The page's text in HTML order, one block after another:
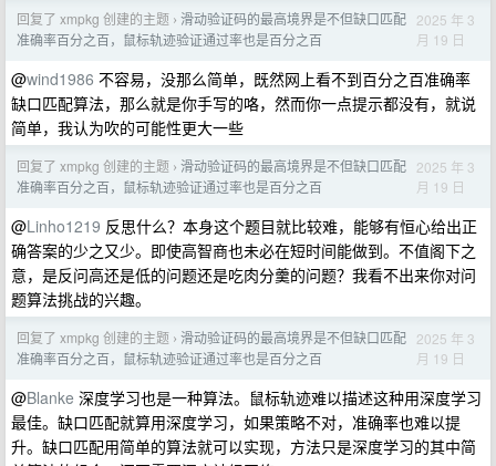
回复了 xmpkg 创建的主题 › 滑动验证码的最高境界是不但缺口匹配
准确率百分之百，鼠标轨迹验证通过率也是百分之百
2025 年 3
月 19 日
@wind1986 不容易，没那么简单，既然网上看不到百分之百准确率
缺口匹配算法，那么就是你手写的咯，然而你一点提示都没有，就说
简单，我认为吹的可能性更大一些
回复了 xmpkg 创建的主题 › 滑动验证码的最高境界是不但缺口匹配
准确率百分之百，鼠标轨迹验证通过率也是百分之百
2025 年 3
月 19 日
@Linho1219 反思什么？本身这个题目就比较难，能够有恒心给出正
确答案的少之又少。即使高智商也未必在短时间能做到。不值阁下之
意，是反问高还是低的问题还是吃肉分羹的问题？我看不出来你对问
题算法挑战的兴趣。
回复了 xmpkg 创建的主题 › 滑动验证码的最高境界是不但缺口匹配
准确率百分之百，鼠标轨迹验证通过率也是百分之百
2025 年 3
月 19 日
@Blanke 深度学习也是一种算法。鼠标轨迹难以描述这种用深度学习
最佳。缺口匹配就算用深度学习，如果策略不对，准确率也难以提
升。缺口匹配用简单的算法就可以实现，方法只是深度学习的其中简